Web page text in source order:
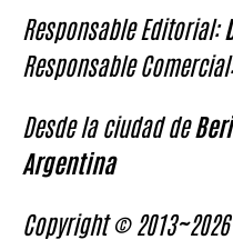
Responsable Editorial:
Responsable
Desde la ciudad de
Argentina
Copyright ©